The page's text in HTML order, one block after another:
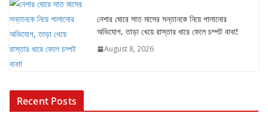
নেশার ঘোরে সাত মাসের সন্তানকে নিয়ে পালানোর
অভিযোগ, তাড়া খেয়ে রাস্তার ধারে ফেলে চম্পট বাবা!
August 8, 2026
Recent Posts